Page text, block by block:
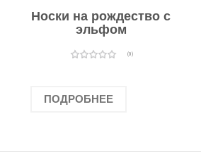
Носки на рождество с
эльфом
(0)
ПОДРОБНЕЕ